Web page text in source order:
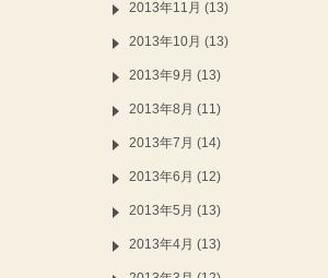
2013年11月 (13)
2013年10月 (13)
2013年9月 (13)
2013年8月 (11)
2013年7月 (14)
2013年6月 (12)
2013年5月 (13)
2013年4月 (13)